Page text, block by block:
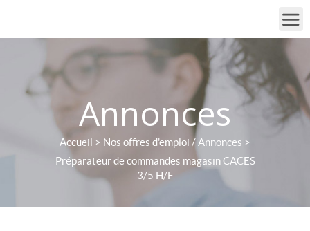
Annonces
Accueil > Nos offres d'emploi / Annonces >
Préparateur de commandes magasin CACES
3/5 H/F